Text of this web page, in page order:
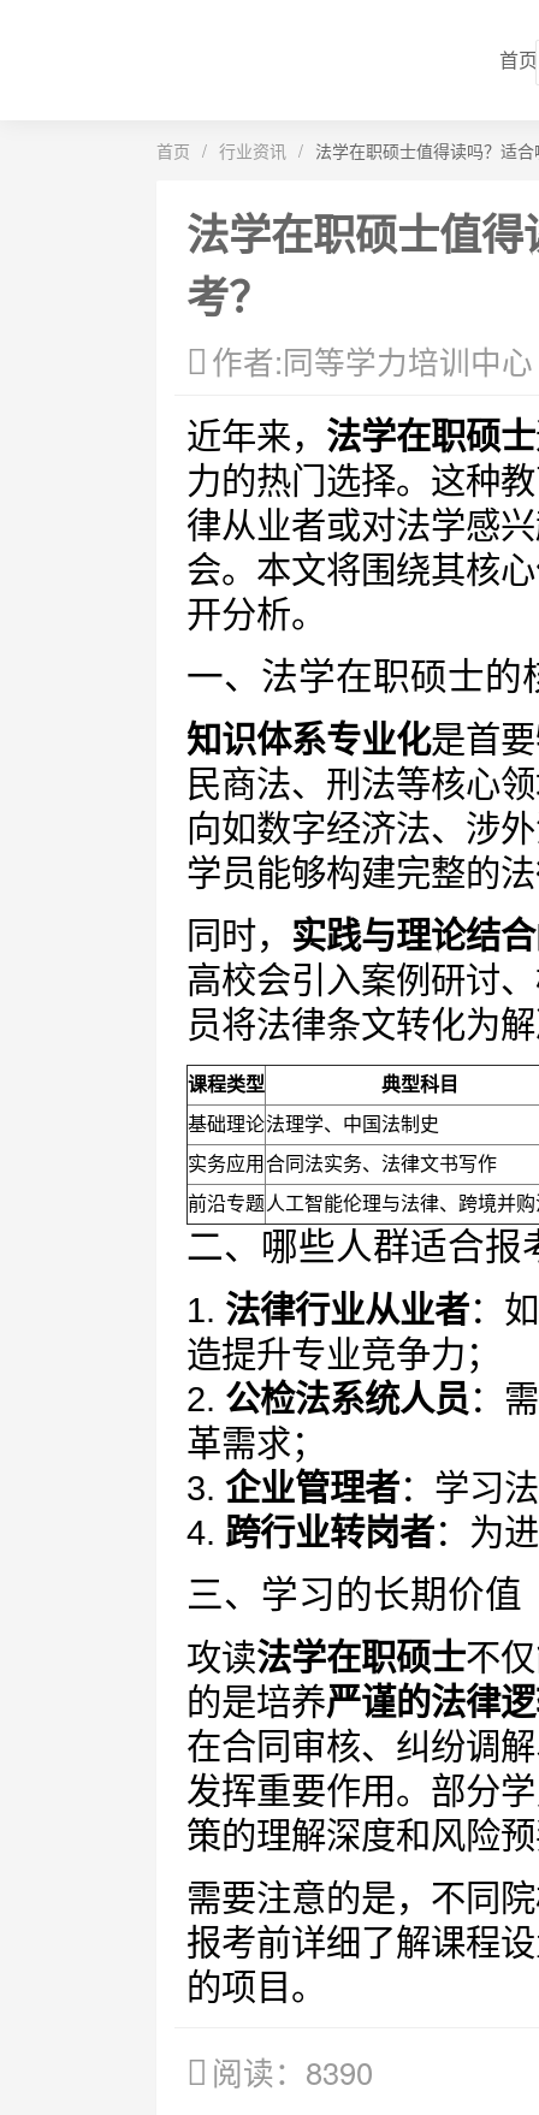
首页
首页 / 行业资讯 / 法学在职硕士值得读吗？适
法学在职硕士值
考？
作者:同等学力培训中心
近年来， 法学在职硕士
力的热门选择。这种
律从业者或对法学感
会。本文将围绕其核
开分析。
一、法学在职硕士的
知识体系专业化是首
民商法、刑法等核心
向如数字经济法、涉
学员能够构建完整的
同时， 实践与理论结合
高校会引入案例研讨
员将法律条文转化为
课程类型
典型科目
基础理论法理学、中国法制史
实务应用 合同法实务、法律文书写作
前沿专题 人工智能伦理与法律、跨境并
二、哪些人群适合报
1. 法律行业从业者：
造提升专业竞争力；
2. 公检法系统人员 ：
革需求；
3. 企业管理者：学习
4. 跨行业转岗者：为
三、学习的长期价值
攻读法学在职硕士不
的是培养严谨的法律
在合同审核、纠纷调
发挥重要作用。部分
策的理解深度和风险
需要注意的是，不同
报考前详细了解课程
的项目。
阅读：8390